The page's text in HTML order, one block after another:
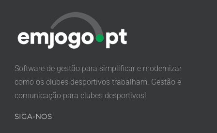
Software de gestão para simplificar e modernizar
como os clubes desportivos trabalham. Gestão e
comunicação para clubes desportivos!
SIGA-NOS